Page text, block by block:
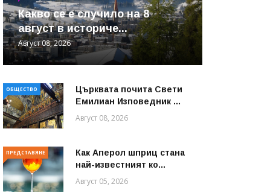
Какво се е случило на 8
август в историче...
Август 08, 2026
ОБЩЕСТВО
Църквата почита Свeти
Емилиан Изповедник ...
Август 08, 2026
ПРЕДСТАВЯНЕ
Как Аперол шприц стана
най-известният ко...
Август 05, 2026